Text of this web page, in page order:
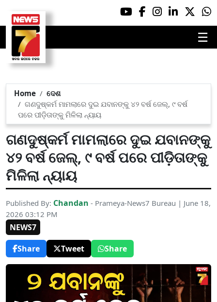
☰
Home
ଦେଶ
ଗଣଦୁଷ୍କର୍ମ ମାମଲାରେ ଦୁଇ ଯବାନଙ୍କୁ ୪୨ ବର୍ଷ ଜେଲ୍, ୯ ବର୍ଷ
ପରେ ପୀଡ଼ିତାଙ୍କୁ ମିଳିଲା ନ୍ୟାୟ
ଗଣଦୁଷ୍କର୍ମ ମାମଲାରେ ଦୁଇ ଯବାନଙ୍କୁ
୪୨ ବର୍ଷ ଜେଲ୍, ୯ ବର୍ଷ ପରେ ପୀଡ଼ିତାଙ୍କୁ
ମିଳିଲା ନ୍ୟାୟ
Published By: Chandan - Prameya-News7 Bureau | June 18,
2026 03:12 PM
NEWS7
Share
Tweet Share